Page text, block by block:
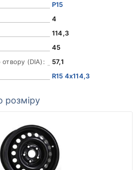
Р15
4
114,3
45
(DIA):
57,1
R15 4x114,3
розміру